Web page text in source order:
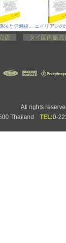
店 タイ国内販
All rights
Thailand TEL:0-